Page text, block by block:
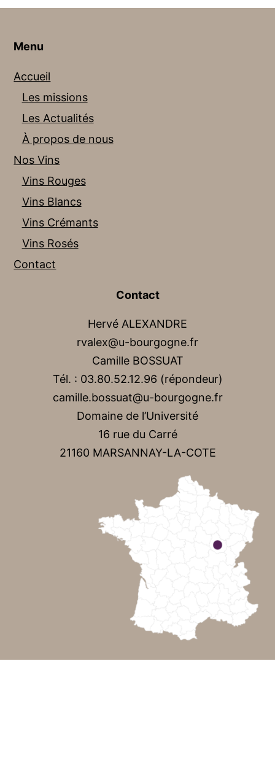
Menu
Accueil
Les missions
Les Actualités
À propos de nous
Nos Vins
Vins Rouges
Vins Blancs
Vins Crémants
Vins Rosés
Contact
Contact
Hervé ALEXANDRE
rvalex@u-bourgogne.fr
Camille BOSSUAT
Tél. : 03.80.52.12.96 (répondeur)
camille.bossuat@u-bourgogne.fr
Domaine de l’Université
16 rue du Carré
21160 MARSANNAY-LA-COTE